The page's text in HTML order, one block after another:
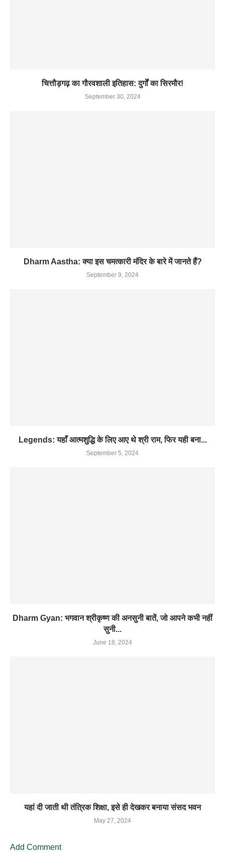
चित्तौड़गढ़ का गौरवशाली इतिहास: दुर्गों का सिरमौर!
September 30, 2024
Dharm Aastha: क्या इस चमत्कारी मंदिर के बारे में जानते हैं?
September 9, 2024
Legends: यहाँ आत्मशुद्धि के लिए आए थे श्री राम, फिर यही बना...
September 5, 2024
Dharm Gyan: भगवान श्रीकृष्ण की अनसुनी बातें, जो आपने कभी नहीं
सुनी...
June 18, 2024
यहां दी जाती थी तंत्रिक शिक्षा, इसे ही देखकर बनाया संसद भवन
May 27, 2024
Add Comment